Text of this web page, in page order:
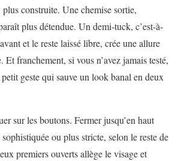
construite. Une chemise sortie,
plus détendue. Un demi-tuck, c’est-à-
et le reste laissé libre, crée une allure
Et franchement, si vous n’avez jamais testé,
geste qui sauve un look banal en deux
sur les boutons. Fermer jusqu’en haut
ou plus stricte, selon le reste de
premiers ouverts allège le visage et